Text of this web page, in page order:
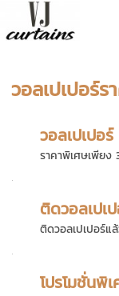
วอลเปเปอร์ร
วอลเปเปอ
ราคาพิเศษเพีย
ติดวอลเปเ
ติดวอลเปเปอร์แ
โปรโมชั่นพิ